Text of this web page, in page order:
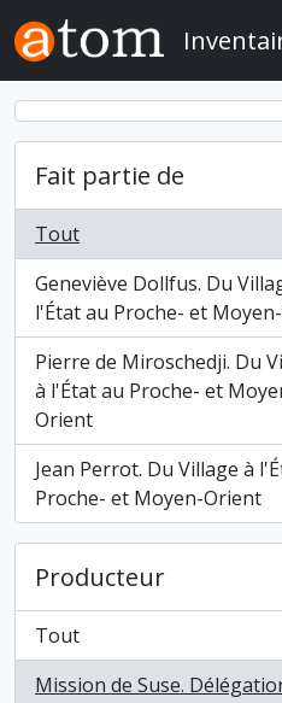
Skip to main content
Fait partie de
Tout
Geneviève Dollfus. Du
l'État au Proche- et
, 1 résultats
Pierre de Miroschedji. Du
à l'État au Proche- et
Orient
, 1 résultats
Jean Perrot. Du Village à
Proche- et Moyen-Orient
, 1 résultats
Producteur
Tout
Mission de Suse.